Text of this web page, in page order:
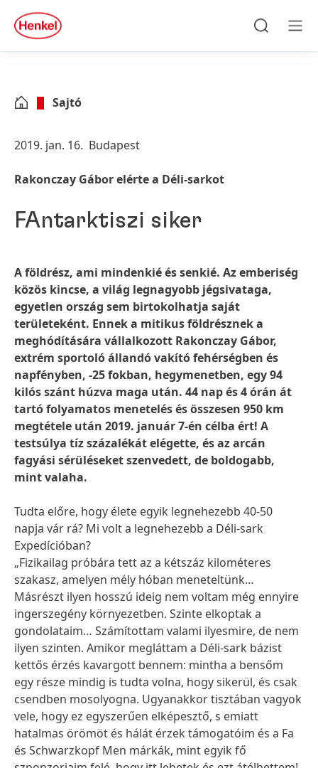
Skip to footer
quick
search
Sajtó
2019. jan. 16. Budapest
Rakonczay Gábor elérte a Déli-sarkot
FAntarktiszi siker
A földrész, ami mindenkié és senkié. Az emberiség
közös kincse, a világ legnagyobb jégsivataga,
egyetlen ország sem birtokolhatja saját
területeként. Ennek a mitikus földrésznek a
meghódítására vállalkozott Rakonczay Gábor,
extrém sportoló állandó vakító fehérségben és
napfényben, -25 fokban, hegymenetben, egy 94
kilós szánt húzva maga után. 44 nap és 4 órán át
tartó folyamatos menetelés és összesen 950 km
megtétele után 2019. január 7-én célba ért! A
testsúlya tíz százalékát elégette, és az arcán
fagyási sérüléseket szenvedett, de boldogabb,
mint valaha.
Tudta előre, hogy élete egyik legnehezebb 40-50
napja vár rá? Mi volt a legnehezebb a Déli-sark
Expedícióban?
„Fizikailag próbára tett az a kétszáz kilométeres
szakasz, amelyen mély hóban meneteltünk…
Másrészt ilyen hosszú ideig nem voltam még ennyire
ingerszegény környezetben. Szinte elkoptak a
gondolataim… Számítottam valami ilyesmire, de nem
ilyen szinten. Amikor megláttam a Déli-sark bázist
kettős érzés kavargott bennem: mintha a bensőm
egy része mindig is tudta volna, hogy sikerül, és csak
csendben mosolyogna. Ugyanakkor tisztában vagyok
vele, hogy ez egyszerűen elképesztő, s emiatt
hatalmas örömöt és hálát érzek támogatóim és a Fa
és Schwarzkopf Men márkák, mint egyik fő